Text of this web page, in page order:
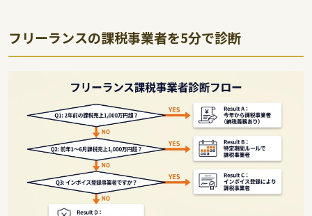
フリーランスの課税事業者を5分で診断